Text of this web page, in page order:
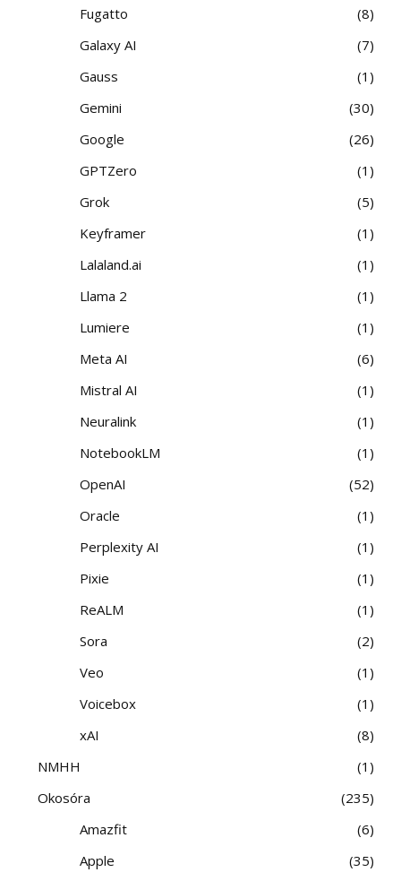
Fugatto
8
Galaxy AI
7
Gauss
1
Gemini
30
Google
26
GPTZero
1
Grok
5
Keyframer
1
Lalaland.ai
1
Llama 2
1
Lumiere
1
Meta AI
6
Mistral AI
1
Neuralink
1
NotebookLM
1
OpenAI
52
Oracle
1
Perplexity AI
1
Pixie
1
ReALM
1
Sora
2
Veo
1
Voicebox
1
xAI
8
NMHH
1
Okosóra
235
Amazfit
6
Apple
35